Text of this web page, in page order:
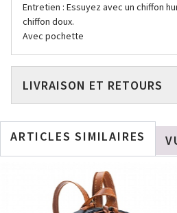
Entretien : Essuyez avec un chiffon
chiffon doux.
Avec pochette
LIVRAISON ET RETOURS
ARTICLES SIMILAIRES